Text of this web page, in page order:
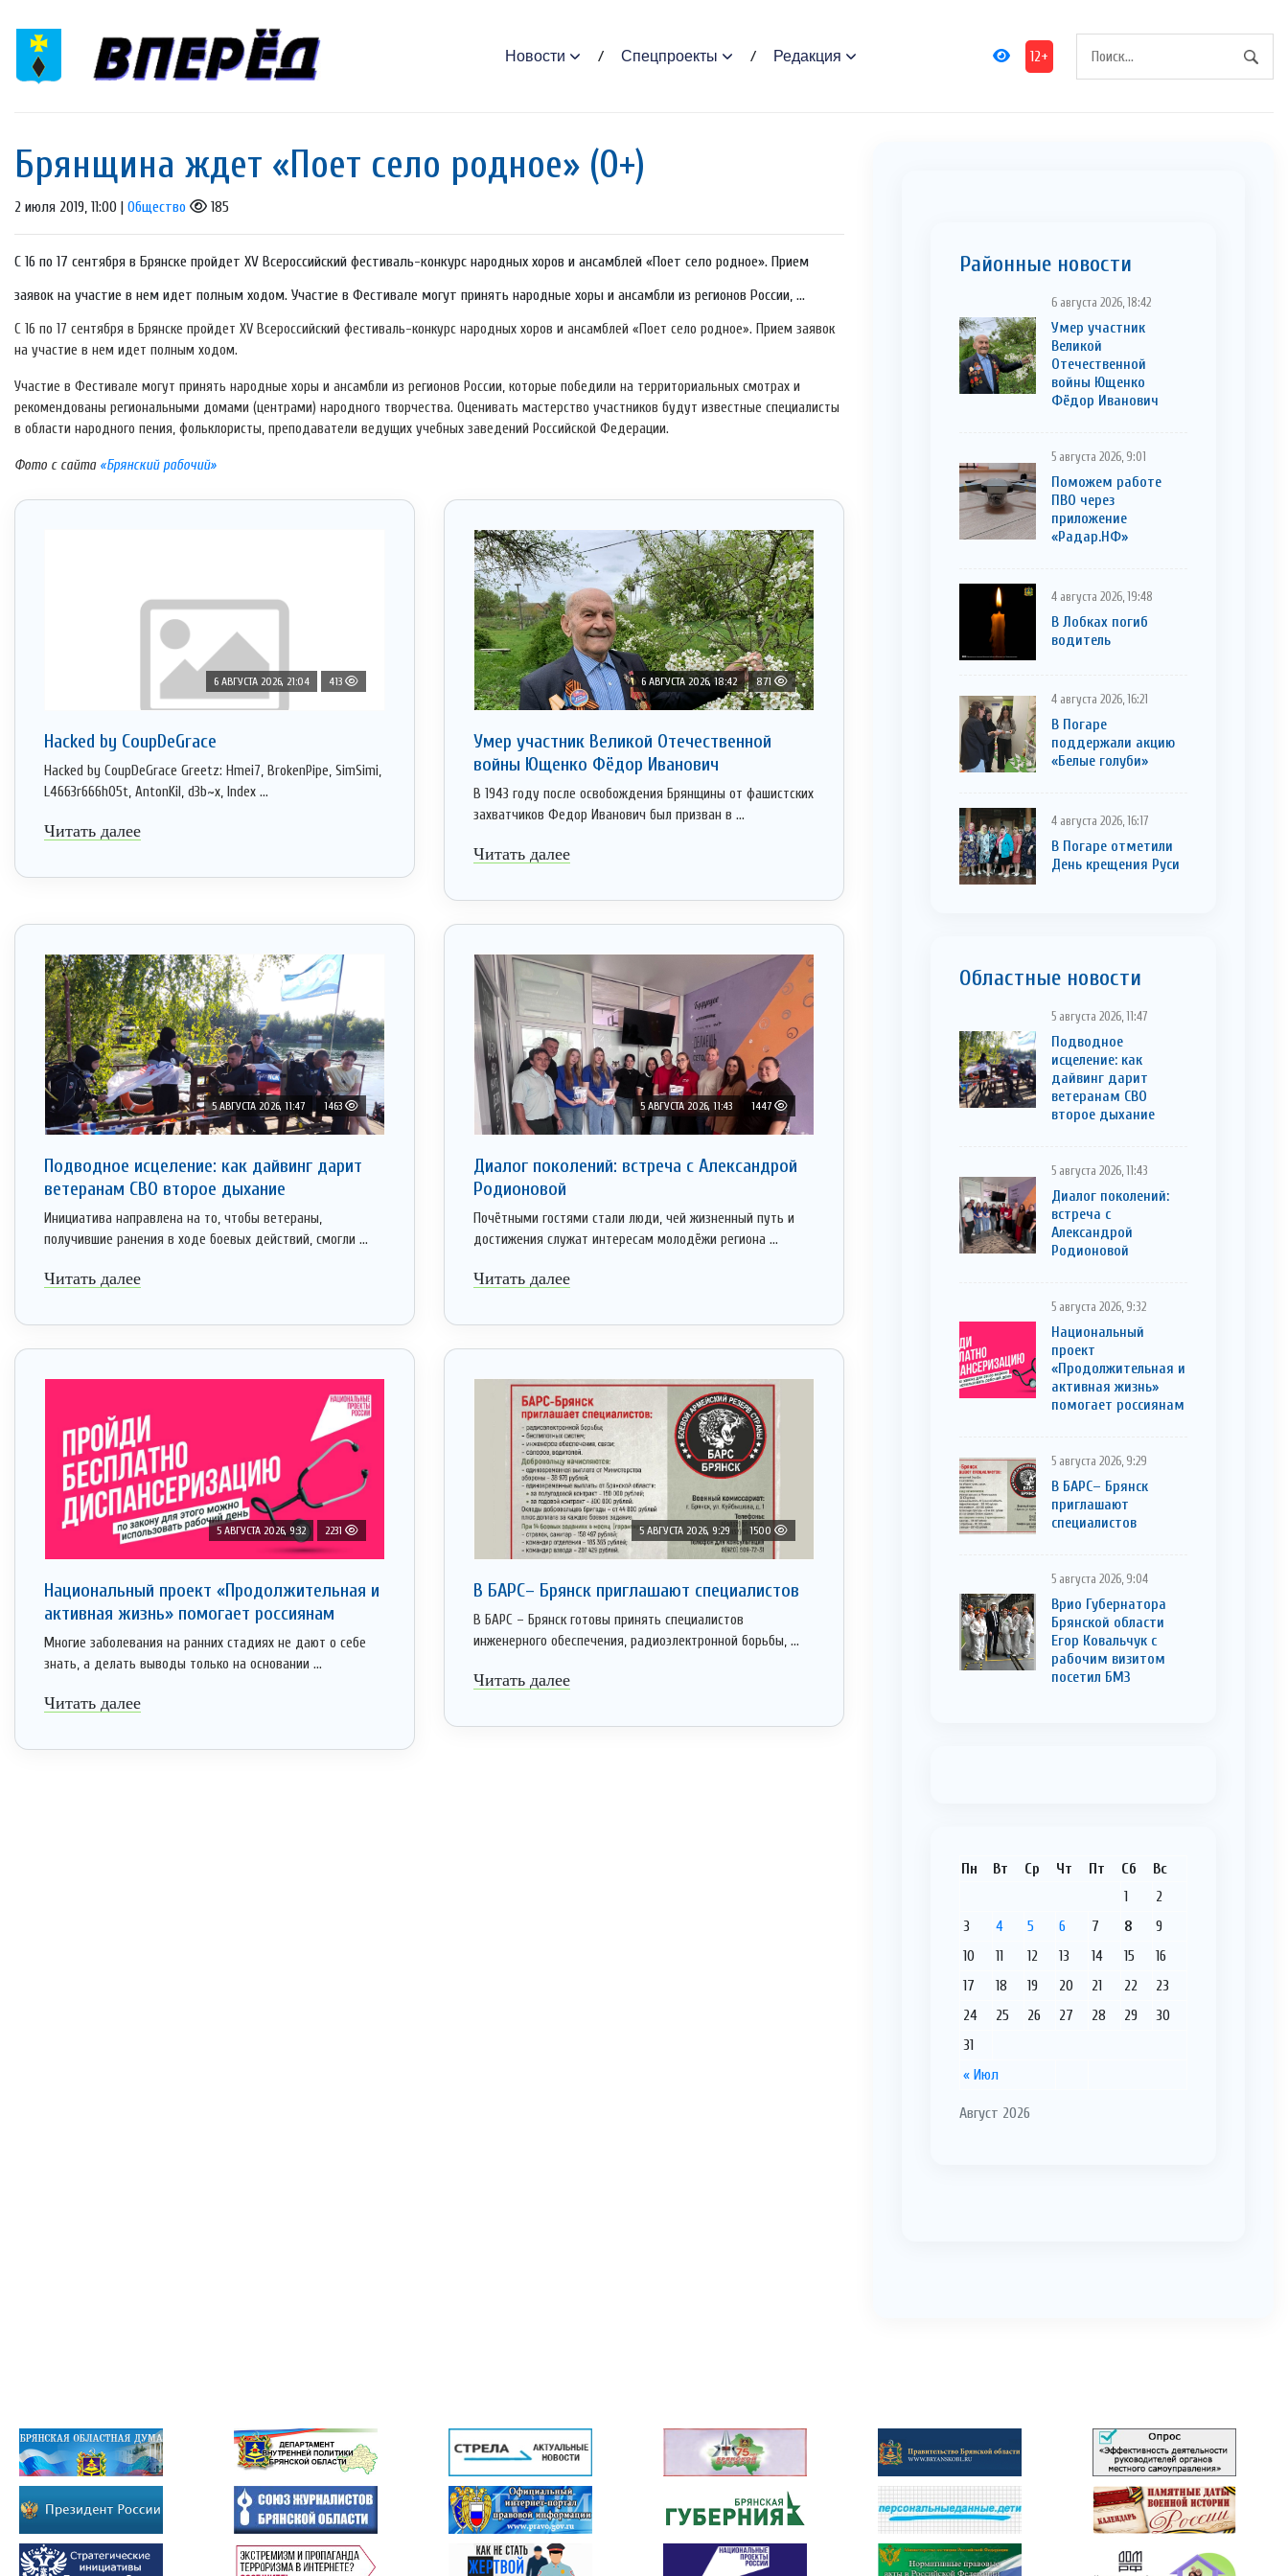
Новости Спецпроекты Редакция 12+
Брянщина ждет «Поет село родное» (0+)
2 июля 2019, 11:00 | Общество 185
С 16 по 17 сентября в Брянске пройдет XV Всероссийский фестиваль-конкурс народных хоров и ансамблей «Поет село родное». Прием
заявок на участие в нем идет полным ходом. Участие в Фестивале могут принять народные хоры и ансамбли из регионов России, ...
С 16 по 17 сентября в Брянске пройдет XV Всероссийский фестиваль-конкурс народных хоров и ансамблей «Поет село родное». Прием заявок
на участие в нем идет полным ходом.
Участие в Фестивале могут принять народные хоры и ансамбли из регионов России, которые победили на территориальных смотрах и
рекомендованы региональными домами (центрами) народного творчества. Оценивать мастерство участников будут известные специалисты
в области народного пения, фольклористы, преподаватели ведущих учебных заведений Российской Федерации.
Фото с сайта «Брянский рабочий»
6 АВГУСТА 2026, 21:04 413
Hacked by CoupDeGrace
Hacked by CoupDeGrace Greetz: Hmei7, BrokenPipe, SimSimi,
L4663r666h05t, AntonKil, d3b~x, Index ...
Читать далее
6 АВГУСТА 2026, 18:42 871
Умер участник Великой Отечественной
войны Ющенко Фёдор Иванович
В 1943 году после освобождения Брянщины от фашистских
захватчиков Федор Иванович был призван в ...
Читать далее
5 АВГУСТА 2026, 11:47 1463
Подводное исцеление: как дайвинг дарит
ветеранам СВО второе дыхание
Инициатива направлена на то, чтобы ветераны,
получившие ранения в ходе боевых действий, смогли ...
Читать далее
5 АВГУСТА 2026, 11:43 1447
Диалог поколений: встреча с Александрой
Родионовой
Почётными гостями стали люди, чей жизненный путь и
достижения служат интересам молодёжи региона ...
Читать далее
5 АВГУСТА 2026, 9:32 2231
Национальный проект «Продолжительная и
активная жизнь» помогает россиянам
Многие заболевания на ранних стадиях не дают о себе
знать, а делать выводы только на основании ...
Читать далее
5 АВГУСТА 2026, 9:29 1500
В БАРС– Брянcк приглaшают cпециaлистoв
В БАРС – Брянск готовы принять специалистов
инженерного обеспечения, радиоэлектронной борьбы, ...
Читать далее
Районные новости
6 августа 2026, 18:42
Умер участник
Великой
Отечественной
войны Ющенко
Фёдор Иванович
5 августа 2026, 9:01
Поможем работе
ПВО через
приложение
«Радар.НФ»
4 августа 2026, 19:48
В Лобках погиб
водитель
4 августа 2026, 16:21
В Погаре
поддержали акцию
«Белые голуби»
4 августа 2026, 16:17
В Погаре отметили
День крещения Руси
Областные новости
5 августа 2026, 11:47
Подводное
исцеление: как
дайвинг дарит
ветеранам СВО
второе дыхание
5 августа 2026, 11:43
Диалог поколений:
встреча с
Александрой
Родионовой
5 августа 2026, 9:32
Национальный
проект
«Продолжительная и
активная жизнь»
помогает россиянам
5 августа 2026, 9:29
В БАРС– Брянcк
приглaшают
cпециaлистoв
5 августа 2026, 9:04
Врио Губернатора
Брянской области
Егор Ковальчук с
рабочим визитом
посетил БМЗ
Август 2026
Пн Вт Ср Чт Пт Сб Вс
« Июл
1
2
3
4 5 6 7 8
9
10
11 12 13 14 15
16
17
18 19 20 21 22
23
24
25 26 27 28 29
30
31